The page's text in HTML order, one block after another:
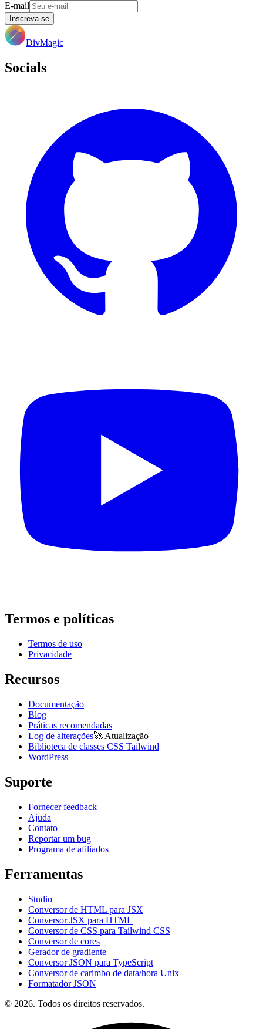
E-mail
Inscreva-se
DivMagic
Socials
Termos e políticas
Termos de uso
Privacidade
Recursos
Documentação
Blog
Práticas recomendadas
Log de alterações🚀 Atualização
Biblioteca de classes CSS Tailwind
WordPress
Suporte
Fornecer feedback
Ajuda
Contato
Reportar um bug
Programa de afiliados
Ferramentas
Studio
Conversor de HTML para JSX
Conversor JSX para HTML
Conversor de CSS para Tailwind CSS
Conversor de cores
Gerador de gradiente
Conversor JSON para TypeScript
Conversor de carimbo de data/hora Unix
Formatador JSON
© 2026. Todos os direitos reservados.